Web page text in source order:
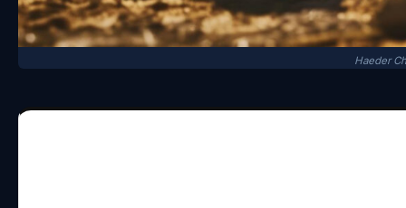
Haeder